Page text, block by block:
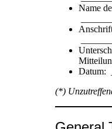
Name
Datum:
(*)